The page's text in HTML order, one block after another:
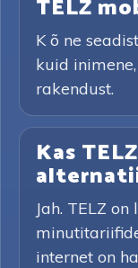
TELZ
K õ ne
kuid
rakendust.
Kas
Jah. TELZ
internet on